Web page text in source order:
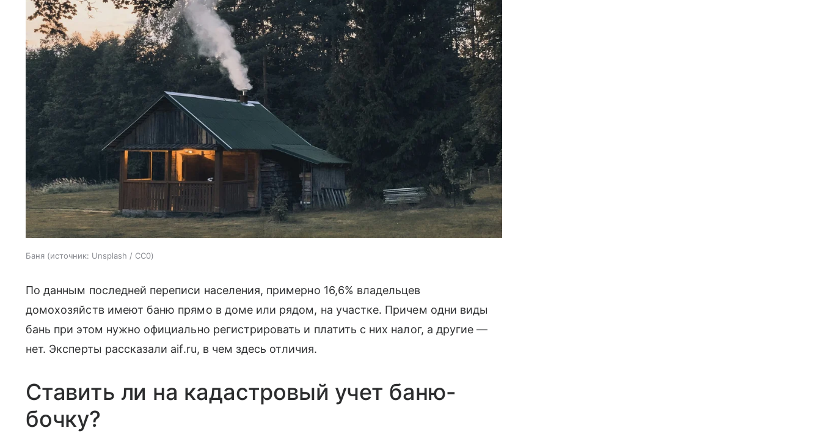
Баня источник: Unsplash / CC0
По данным последней переписи населения, примерно 16,6% владельцев
домохозяйств имеют баню прямо в доме или рядом, на участке. Причем одни виды
бань при этом нужно официально регистрировать и платить с них налог, а другие —
нет. Эксперты рассказали aif.ru, в чем здесь отличия.
Ставить ли на кадастровый учет баню-
бочку?